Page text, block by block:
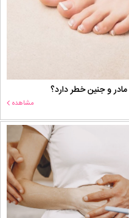
و جنین خطر دارد؟
مشاهده